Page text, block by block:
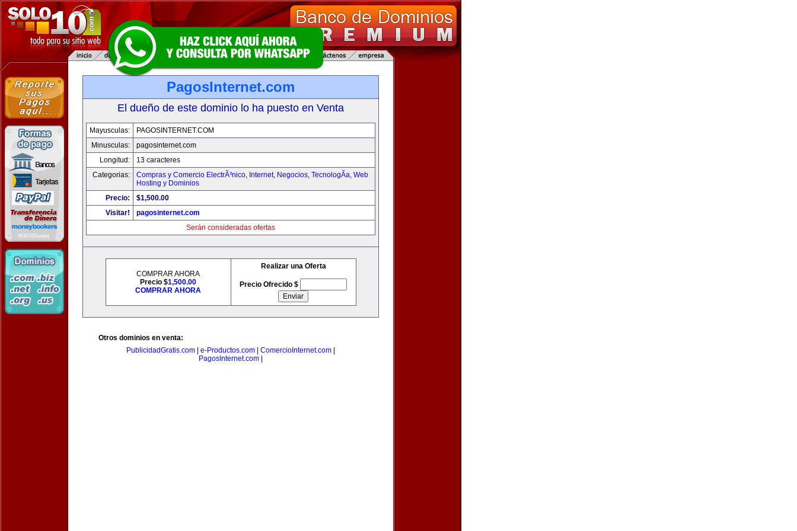
PagosInternet.com
El dueño de este dominio lo ha puesto en Venta
Mayusculas:
PAGOSINTERNET.COM
Minusculas:
pagosinternet.com
Longitud:
13 caracteres
Categorias:
Compras y Comercio ElectrÃ³nico, Internet, Negocios, TecnologÃ­a, Web
Hosting y Dominios
Precio:
$1,500.00
Visitar!
pagosinternet.com
Serán consideradas ofertas
COMPRAR AHORA
Precio $1,500.00
COMPRAR AHORA
Realizar una Oferta
Precio Ofrecido $
Otros dominios en venta:
PublicidadGratis.com
e-Productos.com ComercioInternet.com
PagosInternet.com